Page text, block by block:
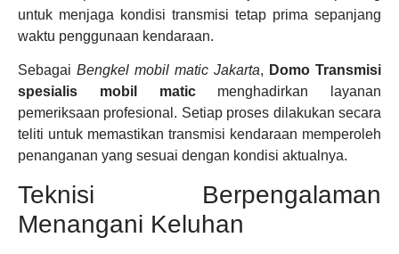
untuk menjaga kondisi transmisi tetap prima sepanjang
waktu penggunaan kendaraan.
Sebagai Bengkel mobil matic Jakarta, Domo Transmisi
spesialis mobil maticmenghadirkan layanan
pemeriksaan profesional. Setiap proses dilakukan secara
teliti untuk memastikan transmisi kendaraan memperoleh
penanganan yang sesuai dengan kondisi aktualnya.
Teknisi Berpengalaman
Menangani Keluhan